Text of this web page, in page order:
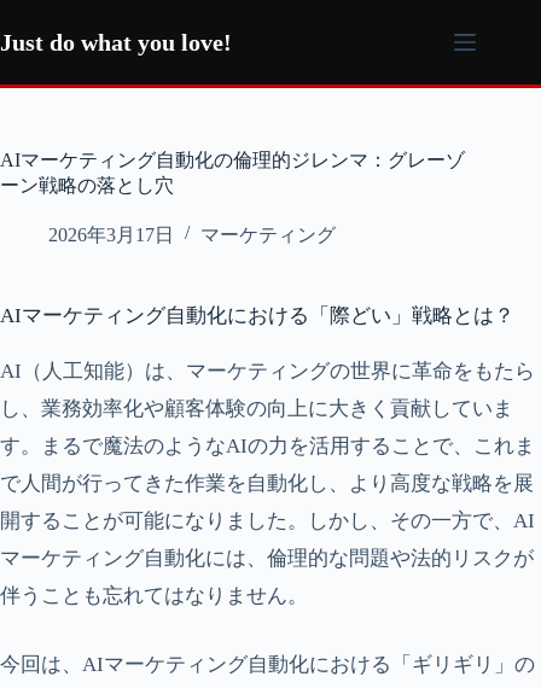
ン
ン
ス
キ
Just do what you love!
AIマーケティング自動化の倫理的ジレンマ：グレーゾ
ーン戦略の落とし穴
2026年3月17日 マーケティング
AIマーケティング自動化における「際どい」戦略とは？
AI（人工知能）は、マーケティングの世界に革命をもたら
し、業務効率化や顧客体験の向上に大きく貢献していま
す。まるで魔法のようなAIの力を活用することで、これま
で人間が行ってきた作業を自動化し、より高度な戦略を展
開することが可能になりました。しかし、その一方で、AI
マーケティング自動化には、倫理的な問題や法的リスクが
伴うことも忘れてはなりません。
今回は、AIマーケティング自動化における「ギリギリ」の